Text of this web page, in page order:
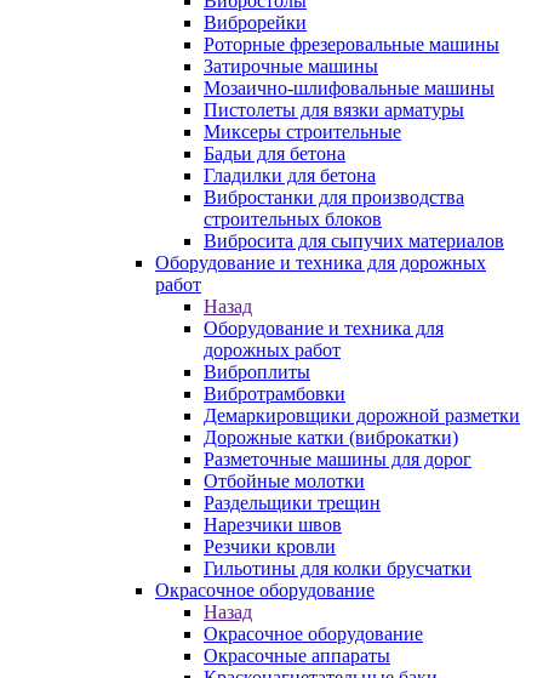
Виброрейки
Роторные фрезеровальные машины
Затирочные машины
Мозаично-шлифовальные машины
Пистолеты для вязки арматуры
Миксеры строительные
Бадьи для бетона
Гладилки для бетона
Вибростанки для производства
строительных блоков
Вибросита для сыпучих материалов
Оборудование и техника для дорожных
работ
Назад
Оборудование и техника для
дорожных работ
Виброплиты
Вибротрамбовки
Демаркировщики дорожной разметки
Дорожные катки (виброкатки)
Разметочные машины для дорог
Отбойные молотки
Раздельщики трещин
Нарезчики швов
Резчики кровли
Гильотины для колки брусчатки
Окрасочное оборудование
Назад
Окрасочное оборудование
Окрасочные аппараты